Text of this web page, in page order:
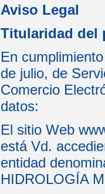
Aviso Legal
Titularidad del
En
de julio, de
Comercio
datos:
El sitio Web
está Vd.
entidad
HIDROLOGÍA